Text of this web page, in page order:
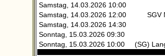
Samstag, 14.03.2026 10:00
Samstag, 14.03.2026 12:00
SGV
Samstag, 14.03.2026 14:30
Sonntag, 15.03.2026 09:30
Sonntag, 15.03.2026 10:00
(SG)